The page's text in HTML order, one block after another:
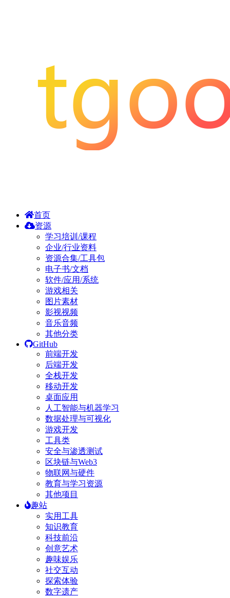
首页
资源
学习培训/课程
企业/行业资料
资源合集/工具包
电子书/文档
软件/应用/系统
游戏相关
图片素材
影视视频
音乐音频
其他分类
GitHub
前端开发
后端开发
全栈开发
移动开发
桌面应用
人工智能与机器学习
数据处理与可视化
游戏开发
工具类
安全与渗透测试
区块链与Web3
物联网与硬件
教育与学习资源
其他项目
趣站
实用工具
知识教育
科技前沿
创意艺术
趣味娱乐
社交互动
探索体验
数字遗产